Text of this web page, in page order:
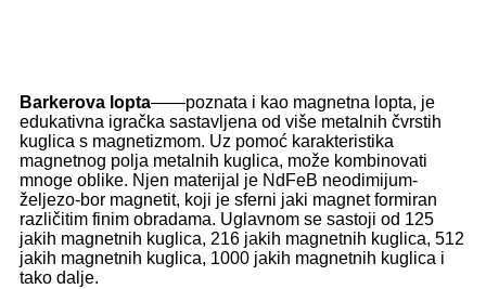
Barkerova lopta——poznata i kao magnetna lopta, je
edukativna igračka sastavljena od više metalnih čvrstih
kuglica s magnetizmom. Uz pomoć karakteristika
magnetnog polja metalnih kuglica, može kombinovati
mnoge oblike. Njen materijal je NdFeB neodimijum-
željezo-bor magnetit, koji je sferni jaki magnet formiran
različitim finim obradama. Uglavnom se sastoji od 125
jakih magnetnih kuglica, 216 jakih magnetnih kuglica, 512
jakih magnetnih kuglica, 1000 jakih magnetnih kuglica i
tako dalje.